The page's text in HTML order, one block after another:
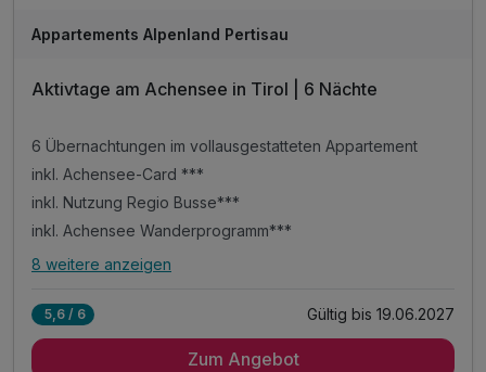
Appartements Alpenland Pertisau
Aktivtage am Achensee in Tirol | 6 Nächte
6 Übernachtungen im vollausgestatteten Appartement
inkl. Achensee-Card ***
inkl. Nutzung Regio Busse***
inkl. Achensee Wanderprogramm***
Alle Inklusivleistungen
inkl. Achensee-Card ***
8 weitere anzeigen
5,6 / 6 Gültig bis 19.06.2027
Zum Angebot